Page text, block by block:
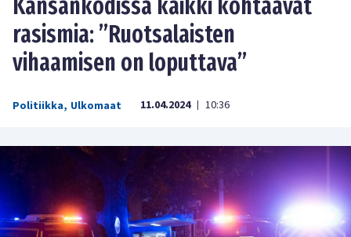
Kansankodissa kaikki kohtaavat
rasismia: ”Ruotsalaisten
vihaamisen on loputtava”
Politiikka, Ulkomaat 11.04.2024 | 10:36